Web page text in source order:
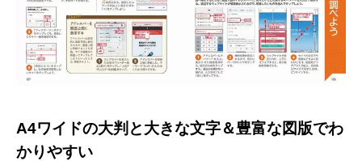
A4ワイドの大判と大きな文字＆豊富な図版でわ
かりやすい